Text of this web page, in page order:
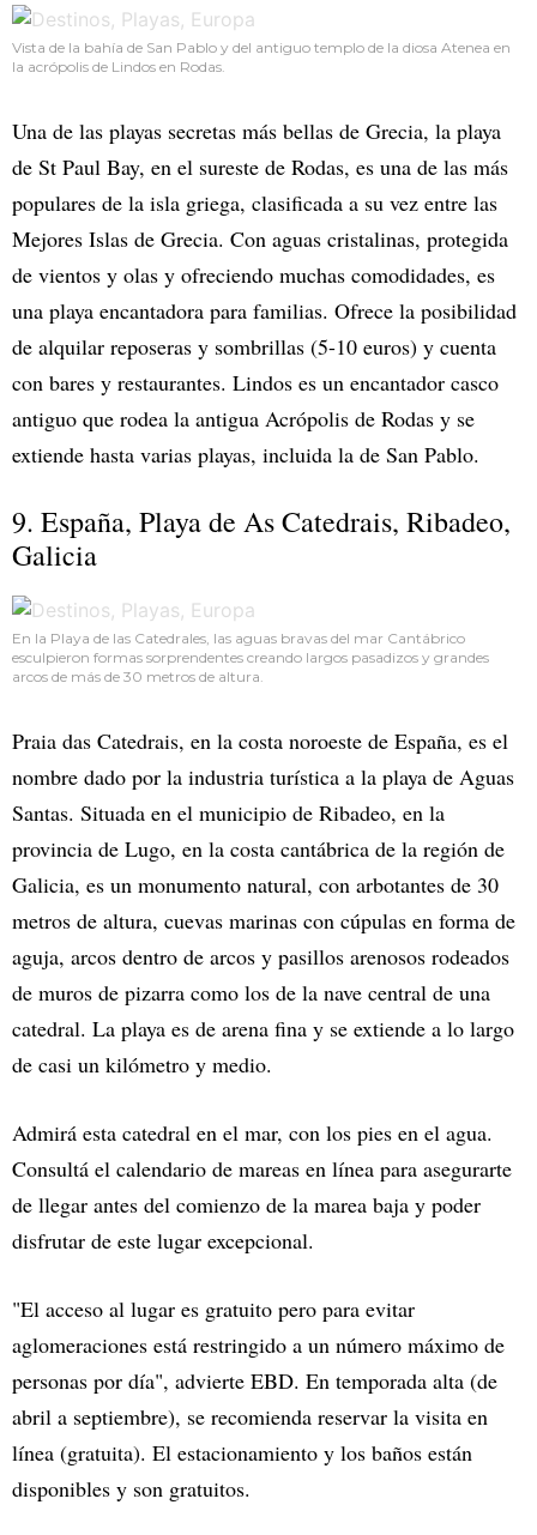
Vista de la bahía de San Pablo y del antiguo templo de la diosa Atenea en
la acrópolis de Lindos en Rodas.
Una de las playas secretas más bellas de Grecia, la playa
de St Paul Bay, en el sureste de Rodas, es una de las más
populares de la isla griega, clasificada a su vez entre las
Mejores Islas de Grecia. Con aguas cristalinas, protegida
de vientos y olas y ofreciendo muchas comodidades, es
una playa encantadora para familias. Ofrece la posibilidad
de alquilar reposeras y sombrillas (5-10 euros) y cuenta
con bares y restaurantes. Lindos es un encantador casco
antiguo que rodea la antigua Acrópolis de Rodas y se
extiende hasta varias playas, incluida la de San Pablo.
9. España, Playa de As Catedrais, Ribadeo,
Galicia
En la Playa de las Catedrales, las aguas bravas del mar Cantábrico
esculpieron formas sorprendentes creando largos pasadizos y grandes
arcos de más de 30 metros de altura.
Praia das Catedrais, en la costa noroeste de España, es el
nombre dado por la industria turística a la playa de Aguas
Santas. Situada en el municipio de Ribadeo, en la
provincia de Lugo, en la costa cantábrica de la región de
Galicia, es un monumento natural, con arbotantes de 30
metros de altura, cuevas marinas con cúpulas en forma de
aguja, arcos dentro de arcos y pasillos arenosos rodeados
de muros de pizarra como los de la nave central de una
catedral. La playa es de arena fina y se extiende a lo largo
de casi un kilómetro y medio.
Admirá esta catedral en el mar, con los pies en el agua.
Consultá el calendario de mareas en línea para asegurarte
de llegar antes del comienzo de la marea baja y poder
disfrutar de este lugar excepcional.
"El acceso al lugar es gratuito pero para evitar
aglomeraciones está restringido a un número máximo de
personas por día", advierte EBD. En temporada alta (de
abril a septiembre), se recomienda reservar la visita en
línea (gratuita). El estacionamiento y los baños están
disponibles y son gratuitos.